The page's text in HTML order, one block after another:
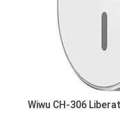
Wiwu CH-306